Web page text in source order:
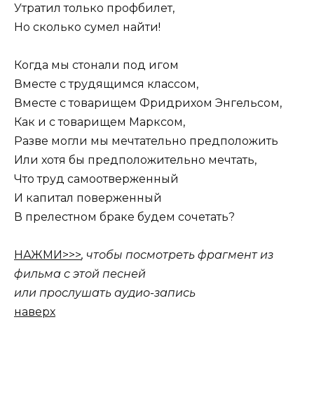
Утратил только профбилет,
Но сколько сумел найти!
Когда мы стонали под игом
Вместе с трудящимся классом,
Вместе с товарищем Фридрихом Энгельсом,
Как и с товарищем Марксом,
Разве могли мы мечтательно предположить
Или хотя бы предположительно мечтать,
Что труд самоотверженный
И капитал поверженный
В прелестном браке будем сочетать?
НАЖМИ>>>, чтобы посмотреть фрагмент из
фильма с этой песней
или прослушать аудио-запись
наверх